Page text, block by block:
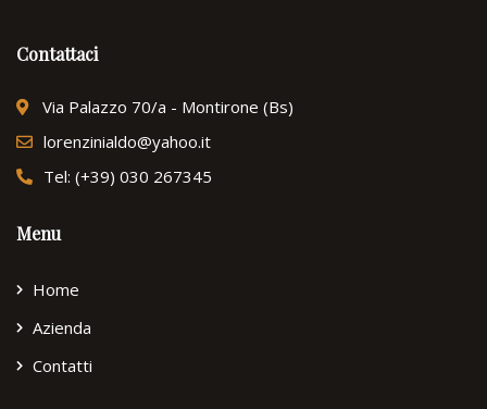
Contattaci
Via Palazzo 70/a - Montirone (Bs)
lorenzinialdo@yahoo.it
Tel: (+39) 030 267345
Menu
Home
Azienda
Contatti